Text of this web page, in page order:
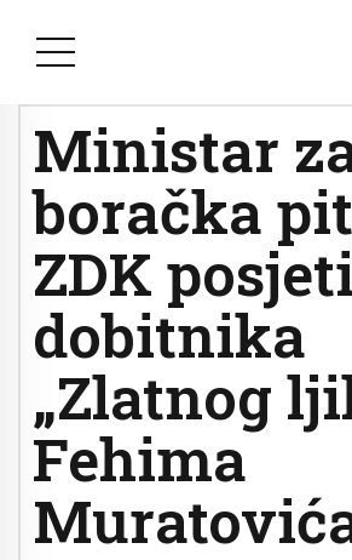
Ministar
boračka
ZDK
dobitnika
„Zlatnog
Fehima